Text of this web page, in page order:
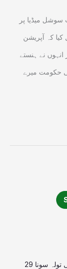
سوشل میڈیا پر
کہ آپریشن
نے ہنستے
حکومت میرے
سونے کی قیمتیں آسمان پر ! صرف چار روز میں فی تولہ سونا 29